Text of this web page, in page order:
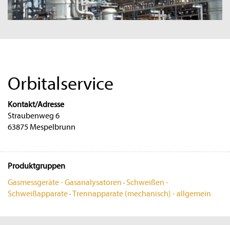
Orbitalservice
Kontakt/Adresse
Straubenweg 6
63875 Mespelbrunn
Produktgruppen
Gasmessgeräte - Gasanalysatoren · Schweißen -
Schweißapparate·Trennapparate (mechanisch) - allgemein